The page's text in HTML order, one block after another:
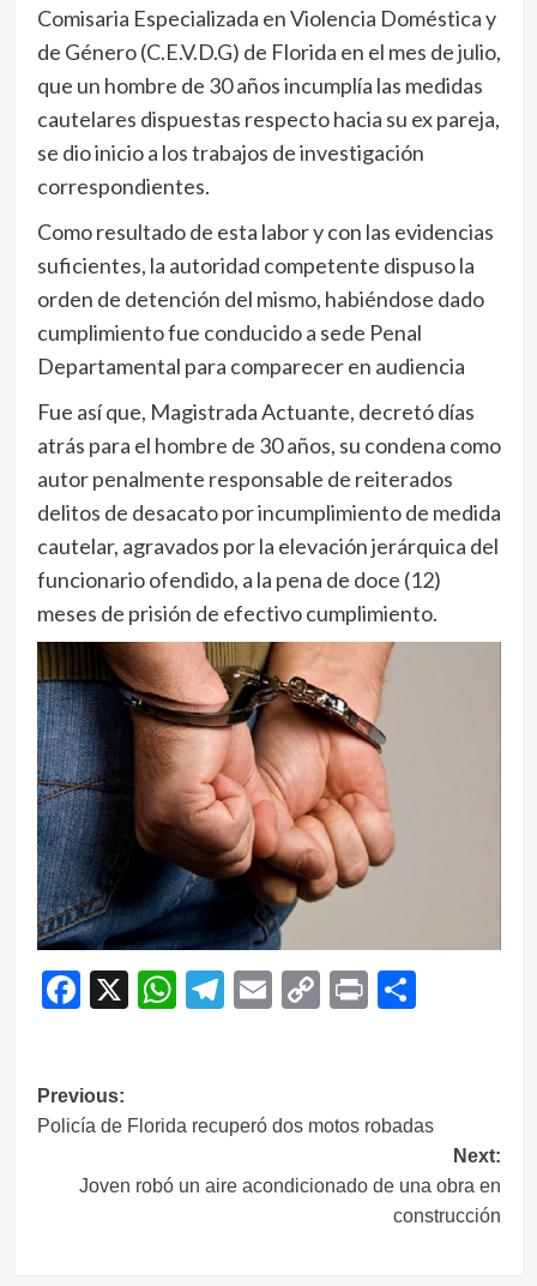
Comisaria Especializada en Violencia Doméstica y
de Género (C.E.V.D.G) de Florida en el mes de julio,
que un hombre de 30 años incumplía las medidas
cautelares dispuestas respecto hacia su ex pareja,
se dio inicio a los trabajos de investigación
correspondientes.
Como resultado de esta labor y con las evidencias
suficientes, la autoridad competente dispuso la
orden de detención del mismo, habiéndose dado
cumplimiento fue conducido a sede Penal
Departamental para comparecer en audiencia
Fue así que, Magistrada Actuante, decretó días
atrás para el hombre de 30 años, su condena como
autor penalmente responsable de reiterados
delitos de desacato por incumplimiento de medida
cautelar, agravados por la elevación jerárquica del
funcionario ofendido, a la pena de doce (12)
meses de prisión de efectivo cumplimiento.
Facebook
X WhatsApp
Telegram
EmailCopy
Print
Navegación
de
entradas
Previous:
Policía de Florida recuperó dos motos robadas
Next:
Joven robó un aire acondicionado de una obra en
construcción